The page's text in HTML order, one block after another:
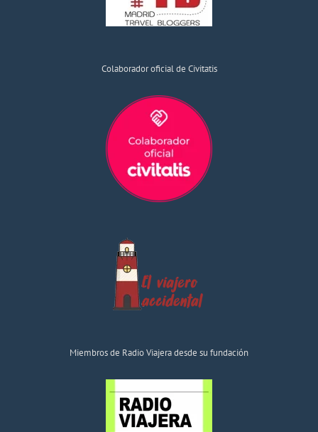
Colaborador oficial de Civitatis
Miembros de Radio Viajera desde su fundación